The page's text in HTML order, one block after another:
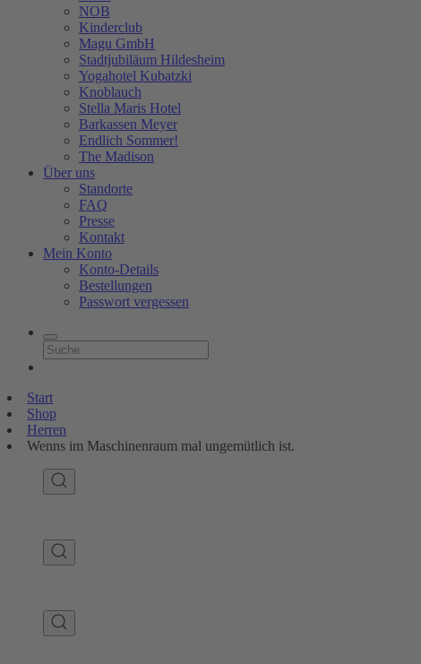
NOB
Kinderclub
Magu GmbH
Stadtjubiläum Hildesheim
Yogahotel Kubatzki
Knoblauch
Stella Maris Hotel
Barkassen Meyer
Endlich Sommer!
The Madison
Über uns
Standorte
FAQ
Presse
Kontakt
Mein Konto
Konto-Details
Bestellungen
Passwort vergessen
Start
Shop
Herren
Wenns im Maschinenraum mal ungemütlich ist.